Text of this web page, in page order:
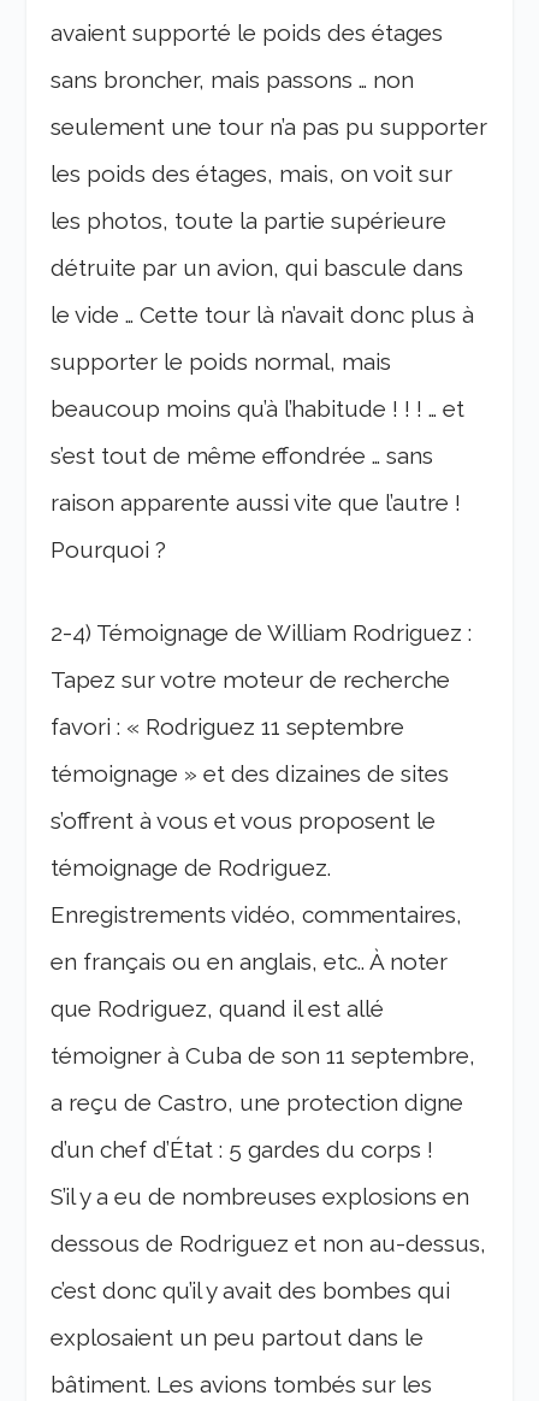
avaient supporté le poids des étages
sans broncher, mais passons … non
seulement une tour n’a pas pu supporter
les poids des étages, mais, on voit sur
les photos, toute la partie supérieure
détruite par un avion, qui bascule dans
le vide … Cette tour là n’avait donc plus à
supporter le poids normal, mais
beaucoup moins qu’à l’habitude ! ! ! … et
s’est tout de même effondrée … sans
raison apparente aussi vite que l’autre !
Pourquoi ?
2-4) Témoignage de William Rodriguez :
Tapez sur votre moteur de recherche
favori : « Rodriguez 11 septembre
témoignage » et des dizaines de sites
s’offrent à vous et vous proposent le
témoignage de Rodriguez.
Enregistrements vidéo, commentaires,
en français ou en anglais, etc.. À noter
que Rodriguez, quand il est allé
témoigner à Cuba de son 11 septembre,
a reçu de Castro, une protection digne
d’un chef d’État : 5 gardes du corps !
S’il y a eu de nombreuses explosions en
dessous de Rodriguez et non au-dessus,
c’est donc qu’il y avait des bombes qui
explosaient un peu partout dans le
bâtiment. Les avions tombés sur les